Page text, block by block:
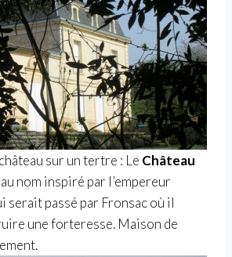
sur un tertre : Le Château
nom inspiré par l’empereur
serait passé par Fronsac où il
une forteresse. Maison de